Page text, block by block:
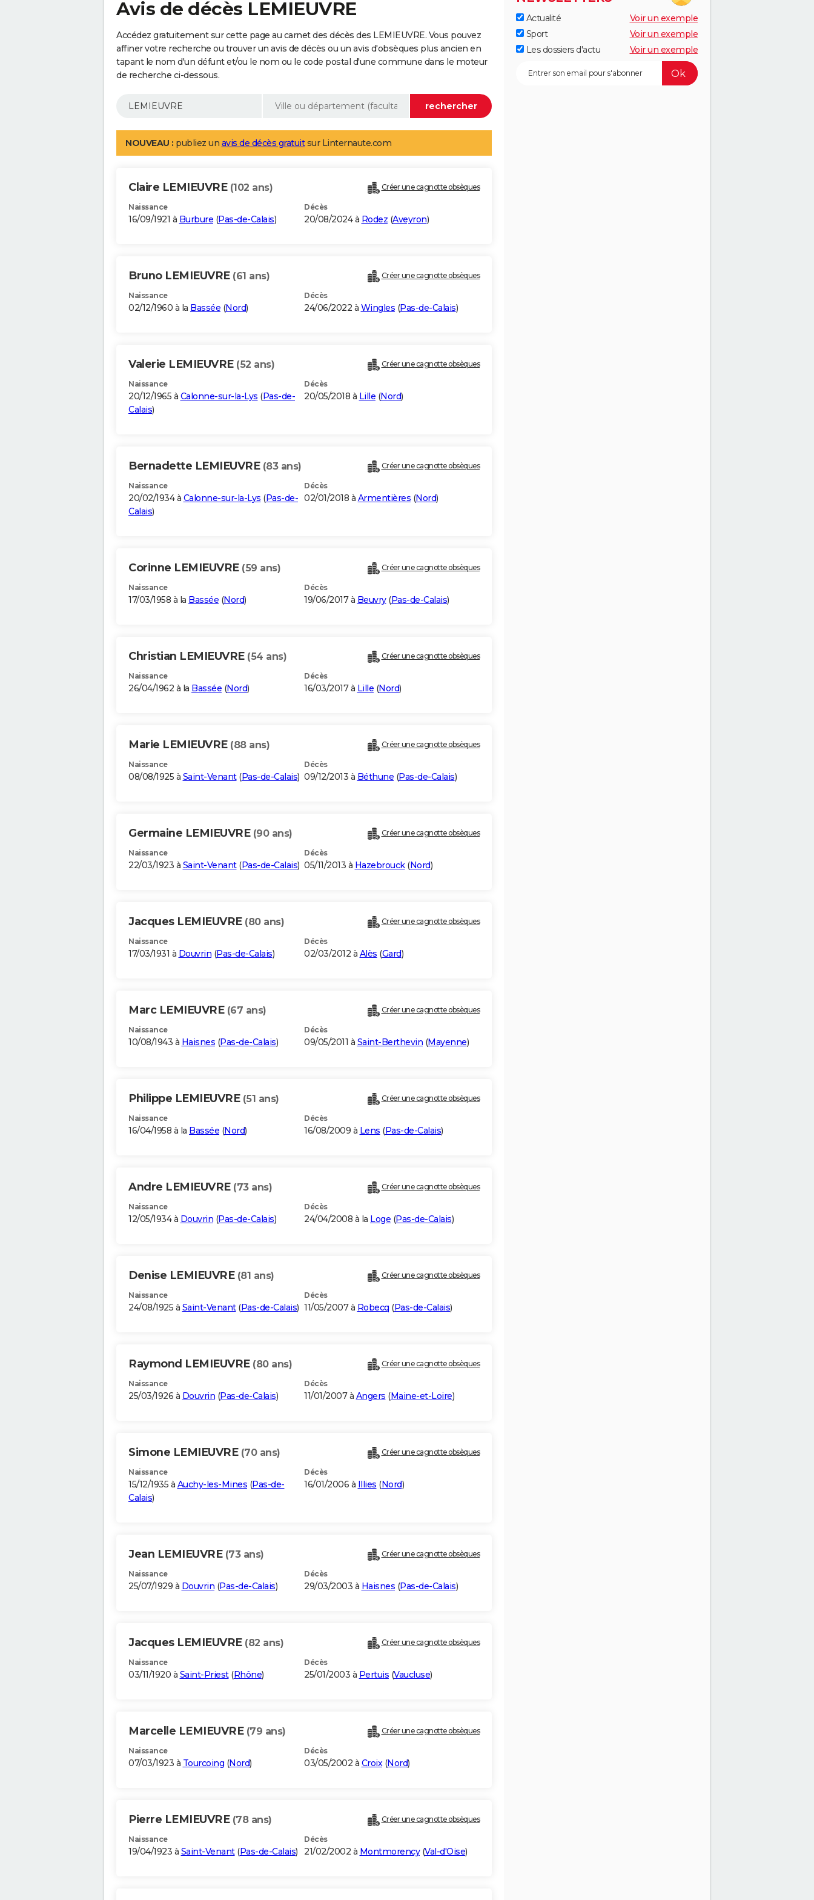
Avis de décès LEMIEUVRE
Accédez gratuitement sur cette page au carnet des décès des LEMIEUVRE. Vous pouvez
affiner votre recherche ou trouver un avis de décès ou un avis d'obsèques plus ancien en
tapant le nom d'un défunt et/ou le nom ou le code postal d'une commune dans le moteur
de recherche ci-dessous.
NOUVEAU : publiez un avis de décès gratuitsur Linternaute.com
Claire LEMIEUVRE (102 ans) Créer une cagnotte obsèques
Naissance
16/09/1921 à Burbure (Pas-de-Calais)
Décès
20/08/2024 à Rodez (Aveyron)
Bruno LEMIEUVRE (61 ans) Créer une cagnotte obsèques
Naissance
02/12/1960 à la Bassée (Nord)
Décès
24/06/2022 à Wingles (Pas-de-Calais)
Valerie LEMIEUVRE (52 ans) Créer une cagnotte obsèques
Naissance
20/12/1965 à Calonne-sur-la-Lys (Pas-de-
Calais)
Décès
20/05/2018 à Lille (Nord)
Bernadette LEMIEUVRE (83 ans) Créer une cagnotte obsèques
Naissance
20/02/1934 à Calonne-sur-la-Lys (Pas-de-
Calais)
Décès
02/01/2018 à Armentières (Nord)
Corinne LEMIEUVRE (59 ans) Créer une cagnotte obsèques
Naissance
17/03/1958 à la Bassée (Nord)
Décès
19/06/2017 à Beuvry(Pas-de-Calais)
Christian LEMIEUVRE (54 ans) Créer une cagnotte obsèques
Naissance
26/04/1962 à la Bassée (Nord)
Décès
16/03/2017 à Lille (Nord)
Marie LEMIEUVRE (88 ans) Créer une cagnotte obsèques
Naissance
08/08/1925 à Saint-Venant(Pas-de-Calais)
Décès
09/12/2013 à Béthune (Pas-de-Calais)
Germaine LEMIEUVRE (90 ans) Créer une cagnotte obsèques
Naissance
22/03/1923 à Saint-Venant(Pas-de-Calais)
Décès
05/11/2013 à Hazebrouck(Nord)
Jacques LEMIEUVRE (80 ans) Créer une cagnotte obsèques
Naissance
17/03/1931 à Douvrin (Pas-de-Calais)
Décès
02/03/2012 à Alès (Gard)
Marc LEMIEUVRE (67 ans) Créer une cagnotte obsèques
Naissance
10/08/1943 à Haisnes (Pas-de-Calais)
Décès
09/05/2011 à Saint-Berthevin (Mayenne)
Philippe LEMIEUVRE (51 ans) Créer une cagnotte obsèques
Naissance
16/04/1958 à la Bassée (Nord)
Décès
16/08/2009 à Lens (Pas-de-Calais)
Andre LEMIEUVRE (73 ans) Créer une cagnotte obsèques
Naissance
12/05/1934 à Douvrin (Pas-de-Calais)
Décès
24/04/2008 à la Loge (Pas-de-Calais)
Denise LEMIEUVRE (81 ans) Créer une cagnotte obsèques
Naissance
24/08/1925 à Saint-Venant(Pas-de-Calais)
Décès
11/05/2007 à Robecq (Pas-de-Calais)
Raymond LEMIEUVRE (80 ans) Créer une cagnotte obsèques
Naissance
25/03/1926 à Douvrin (Pas-de-Calais)
Décès
11/01/2007 à Angers (Maine-et-Loire)
Simone LEMIEUVRE (70 ans) Créer une cagnotte obsèques
Naissance
15/12/1935 à Auchy-les-Mines (Pas-de-
Calais)
Décès
16/01/2006 à Illies (Nord)
Jean LEMIEUVRE (73 ans) Créer une cagnotte obsèques
Naissance
25/07/1929 à Douvrin (Pas-de-Calais)
Décès
29/03/2003 à Haisnes (Pas-de-Calais)
Jacques LEMIEUVRE (82 ans) Créer une cagnotte obsèques
Naissance
03/11/1920 à Saint-Priest(Rhône)
Décès
25/01/2003 à Pertuis (Vaucluse)
Marcelle LEMIEUVRE (79 ans) Créer une cagnotte obsèques
Naissance
07/03/1923 à Tourcoing (Nord)
Décès
03/05/2002 à Croix(Nord)
Pierre LEMIEUVRE (78 ans) Créer une cagnotte obsèques
Naissance
19/04/1923 à Saint-Venant(Pas-de-Calais)
Décès
21/02/2002 à Montmorency(Val-d'Oise)
Actualité
Voir un exemple
Sport
Voir un exemple
Les dossiers d'actu
Voir un exemple